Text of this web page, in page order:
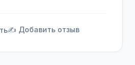
✍️ Добавить отзыв